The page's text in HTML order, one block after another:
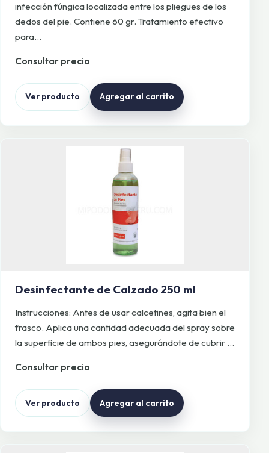
infección fúngica localizada entre los pliegues de los
dedos del pie. Contiene 60 gr. Tratamiento efectivo
para…
Consultar precio
Ver producto Agregar al carrito
Desinfectante de Calzado 250 ml
Instrucciones: Antes de usar calcetines, agita bien el
frasco. Aplica una cantidad adecuada del spray sobre
la superficie de ambos pies, asegurándote de cubrir …
Consultar precio
Ver producto Agregar al carrito